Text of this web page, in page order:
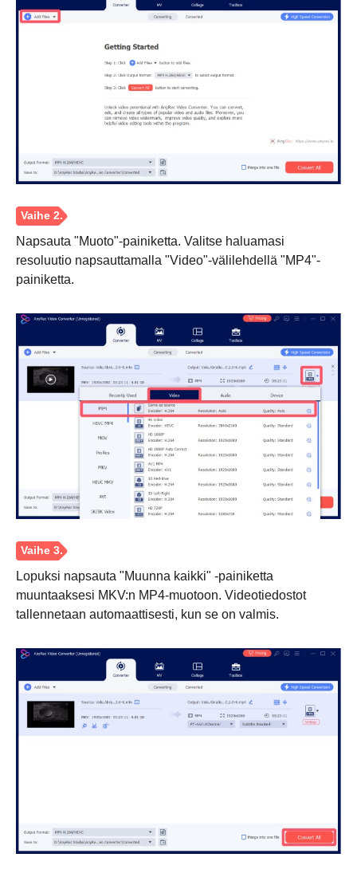
Vaihe 1.
Napsauta "Muoto"-painiketta. Valitse haluamasi
resoluutio napsauttamalla "Video"-välilehdellä "MP4"-
painiketta.
Lopuksi napsauta "Muunna kaikki" -painiketta
muuntaaksesi MKV:n MP4-muotoon. Videotiedostot
tallennetaan automaattisesti, kun se on valmis.